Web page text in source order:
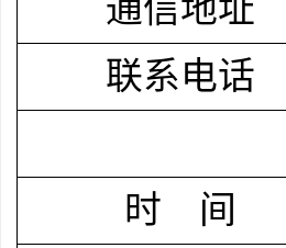
通信地址
联系电话
时 间